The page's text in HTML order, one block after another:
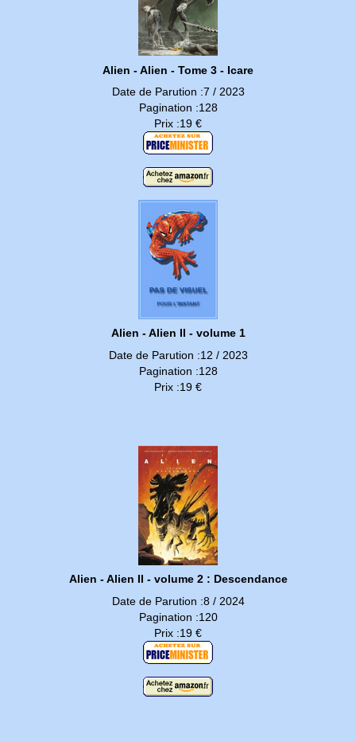
Alien - Alien - Tome 3 - Icare
Date de Parution :7 / 2023
Pagination :128
Prix :19 €
Alien - Alien II - volume 1
Date de Parution :12 / 2023
Pagination :128
Prix :19 €
Alien - Alien II - volume 2 : Descendance
Date de Parution :8 / 2024
Pagination :120
Prix :19 €